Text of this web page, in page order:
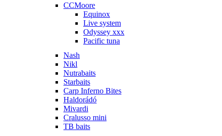
CCMoore
Equinox
Live system
Odyssey xxx
Pacific tuna
Nash
Nikl
Nutrabaits
Starbaits
Carp Inferno Bites
Haldorádó
Mivardi
Cralusso mini
TB baits